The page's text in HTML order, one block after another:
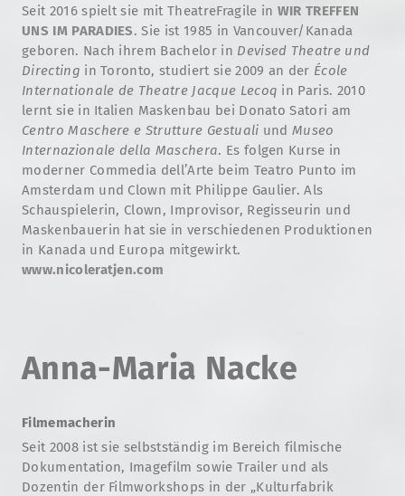
Seit 2016 spielt sie mit TheatreFragile in WIR TREFFEN
UNS IM PARADIES. Sie ist 1985 in Vancouver/Kanada
geboren. Nach ihrem Bachelor in Devised Theatre und
Directing in Toronto, studiert sie 2009 an der École
Internationale de Theatre Jacque Lecoq in Paris. 2010
lernt sie in Italien Maskenbau bei Donato Satori am
Centro Maschere e Strutture Gestuali undMuseo
Internazionale della Maschera. Es folgen Kurse in
moderner Commedia dell’Arte beim Teatro Punto im
Amsterdam und Clown mit Philippe Gaulier. Als
Schauspielerin, Clown, Improvisor, Regisseurin und
Maskenbauerin hat sie in verschiedenen Produktionen
in Kanada und Europa mitgewirkt.
www.nicoleratjen.com
Anna-Maria Nacke
Filmemacherin
Seit 2008 ist sie selbstständig im Bereich filmische
Dokumentation, Imagefilm sowie Trailer und als
Dozentin der Filmworkshops in der „Kulturfabrik